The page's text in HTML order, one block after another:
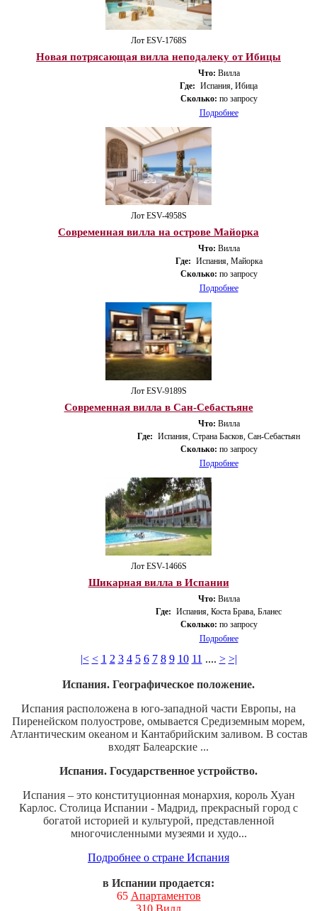
Лот ESV-1768S
Новая потрясающая вилла неподалеку от Ибицы
Что: Вилла
Где: Испания, Ибица
Сколько: по запросу
Подробнее
Лот ESV-4958S
Современная вилла на острове Майорка
Что: Вилла
Где: Испания, Майорка
Сколько: по запросу
Подробнее
Лот ESV-9189S
Современная вилла в Сан-Себастьяне
Что: Вилла
Где: Испания, Страна Басков, Сан-Себастьян
Сколько: по запросу
Подробнее
Лот ESV-1466S
Шикарная вилла в Испании
Что: Вилла
Где: Испания, Коста Брава, Бланес
Сколько: по запросу
Подробнее
|< < 1 2 3 4 5 6 7 8 9 10 11 .... > >|
Испания. Географическое положение.
Испания расположена в юго-западной части Европы, на
Пиренейском полуострове, омывается Средиземным морем,
Атлантическим океаном и Кантабрийским заливом. В состав
входят Балеарские ...
Испания. Государственное устройство.
Испания – это конституционная монархия, король Хуан
Карлос. Столица Испании - Мадрид, прекрасный город с
богатой историей и культурой, представленной
многочисленными музеями и худо...
Подробнее о стране Испания
в Испании продается:
65 Апартаментов
310 Вилл